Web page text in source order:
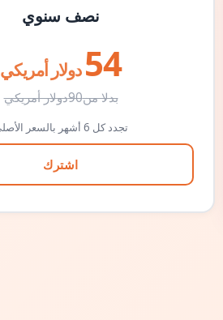
نصف سنوي
54 دولار أمريكي
بدلا من90دولار أمريكي
تجدد كل 6 أشهر بالسعر الأصلي
اشترك